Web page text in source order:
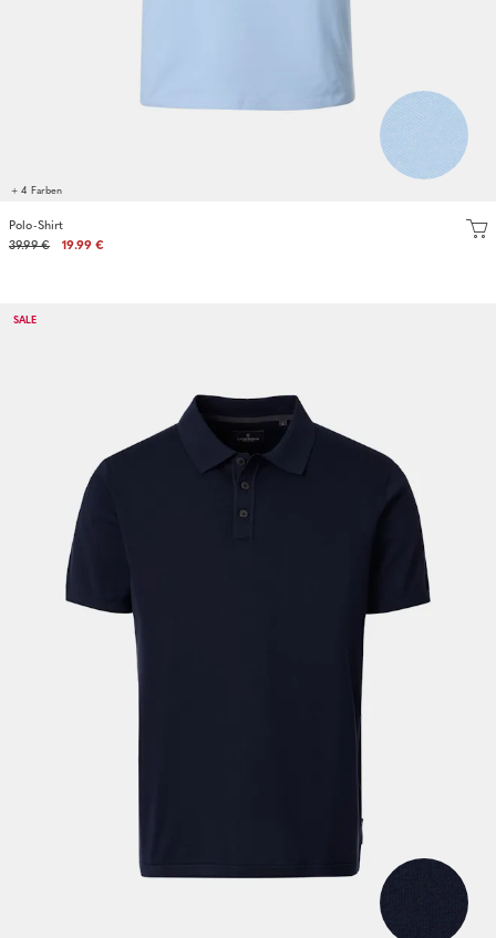
+ 4 Farben
Polo-Shirt
39.99 €
19.99 €
SALE